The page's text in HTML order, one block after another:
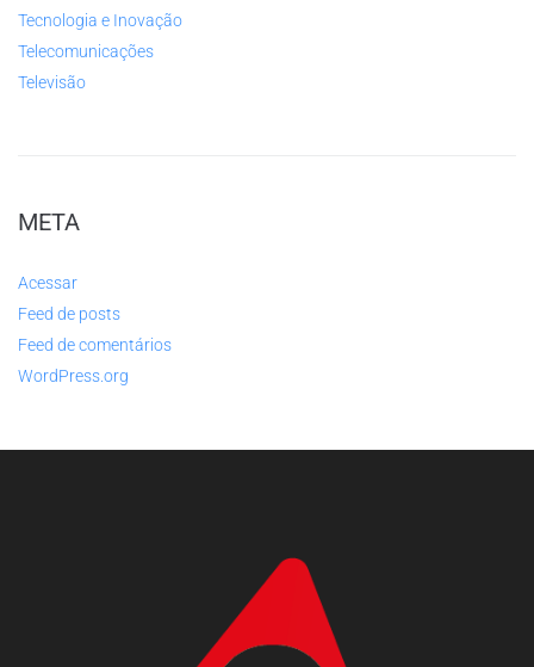
Tecnologia e Inovação
Telecomunicações
Televisão
META
Acessar
Feed de posts
Feed de comentários
WordPress.org